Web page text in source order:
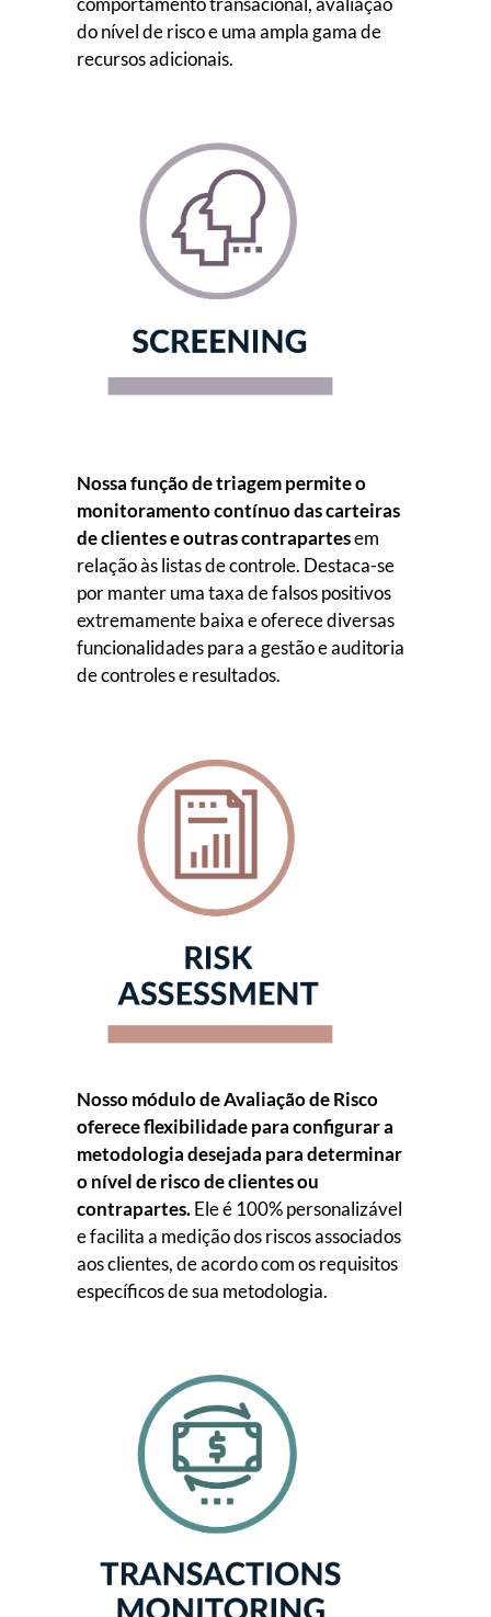
do nível de risco e uma ampla gama de
recursos adicionais.
Nossa função de triagem permite o
monitoramento contínuo das carteiras
de clientes e outras contrapartesem
relação às listas de controle. Destaca-se
por manter uma taxa de falsos positivos
extremamente baixa e oferece diversas
funcionalidades para a gestão e auditoria
de controles e resultados.
Nosso módulo de Avaliação de Risco
oferece flexibilidade para configurar a
metodologia desejada para determinar
o nível de risco de clientes ou
contrapartes.Ele é 100% personalizável
e facilita a medição dos riscos associados
aos clientes, de acordo com os requisitos
específicos de sua metodologia.